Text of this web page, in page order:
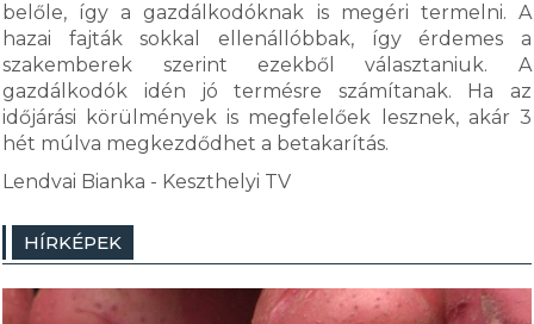
belőle, így a gazdálkodóknak is megéri termelni. A
hazai fajták sokkal ellenállóbbak, így érdemes a
szakemberek szerint ezekből választaniuk. A
gazdálkodók idén jó termésre számítanak. Ha az
időjárási körülmények is megfelelőek lesznek, akár 3
hét múlva megkezdődhet a betakarítás.
Lendvai Bianka - Keszthelyi TV
HÍRKÉPEK